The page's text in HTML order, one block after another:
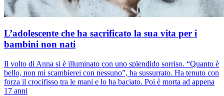
L’adolescente che ha sacrificato la sua vita per i
bambini non nati
Il volto di Anna si è illuminato con uno splendido sorriso. “Quanto è
bello, non mi scambierei con nessuno”, ha sussurrato. Ha tenuto con
forza il crocifisso tra le mani e lo ha baciato. Poi è morta ad appena
17 anni